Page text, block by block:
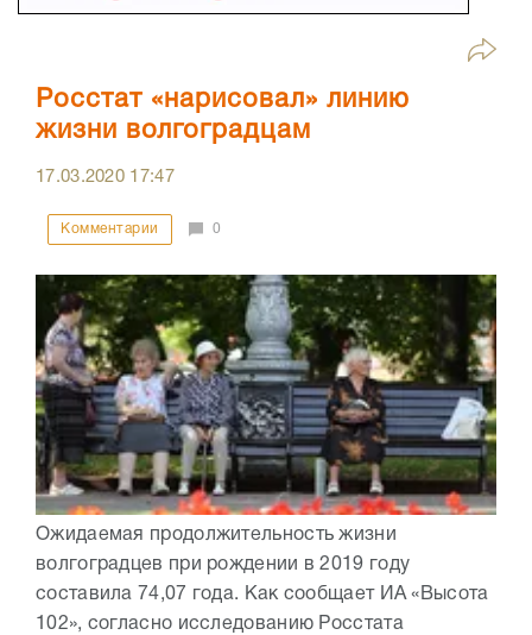
Росстат «нарисовал» линию
жизни волгоградцам
17.03.2020 17:47
Комментарии 0
Ожидаемая продолжительность жизни
волгоградцев при рождении в 2019 году
составила 74,07 года. Как сообщает ИА «Высота
102», согласно исследованию Росстата